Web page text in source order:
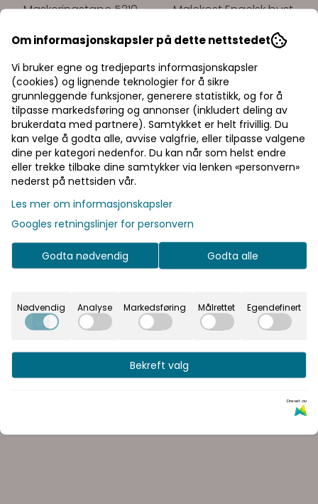
Maskeringstape 5210
50m 01-5-02-EN
11,25,-
På lager
Kjøp
Malekost Engelsk bust
63mm flat PAA_13460
35,63,-
På lager
Kjøp
Priser inkl. eller
ekskl. mva
velge om du vil se
prisene med eller uten
moms.
Inkl.
Ekskl.
Om informasjonskapsler på dette nettstedet
Vi bruker egne og tredjeparts informasjonskapsler
(cookies) og lignende teknologier for å sikre
grunnleggende funksjoner, generere statistikk, og for å
tilpasse markedsføring og annonser (inkludert deling av
brukerdata med partnere). Samtykket er helt frivillig. Du
kan velge å godta alle, avvise valgfrie, eller tilpasse valgene
dine per kategori nedenfor. Du kan når som helst endre
eller trekke tilbake dine samtykker via lenken «personvern»
nederst på nettsiden vår.
Les mer om informasjonskapsler
Googles retningslinjer for personvern
Godta nødvendig Godta alle
Nødvendig Analyse Markedsføring Målrettet Egendefinert
Bekreft valg
Drevet av